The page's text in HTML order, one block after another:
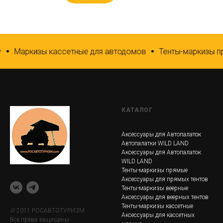
Маркизы кассетные для автодомов Тенты-маркизы
© 2011 РОСАВТОТУРИЗМ
Все права защищены
КАТАЛОГ
Аксессуары для Автопалаток
Автопалатки WILD LAND
Аксессуары для Автопалаток
WILD LAND
Тенты-маркизы прямые
Аксессуары для прямых тентов
Тенты-маркизы веерные
Аксессуары для веерных тентов
Тенты-маркизы кассетные
Аксессуары для кассетных